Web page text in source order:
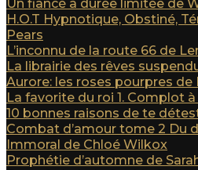
Un fiancé à durée limitée de
H.O.T Hypnotique, Obstiné,
Pears
L’inconnu de la route 66 de
La librairie des rêves
Aurore: les roses pourpres
La favorite du roi 1. Complot à
10 bonnes raisons de te
Combat d’amour tome 2 Du
Immoral de Chloé Wilkox
Prophétie d’automne de